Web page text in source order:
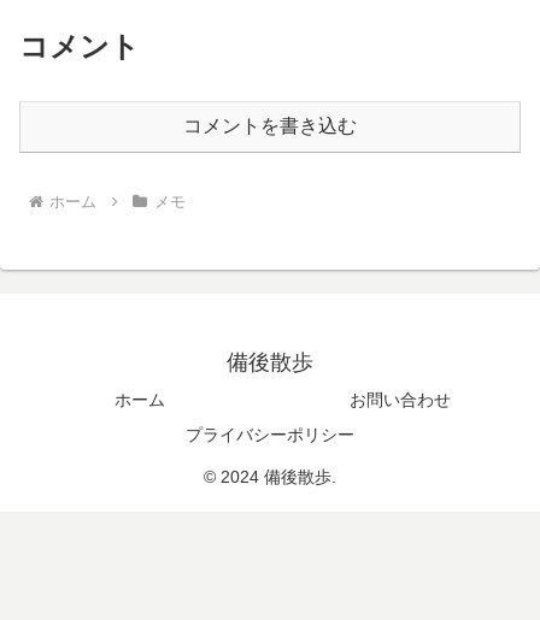
コメント
コメントを書き込む
ホーム メモ
備後散歩
ホーム
お問い合わせ
プライバシーポリシー
© 2024 備後散歩.